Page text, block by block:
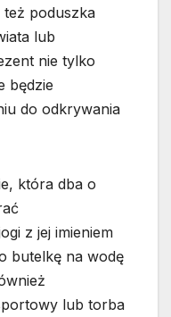
też poduszka
lub
nie tylko
będzie
do odkrywania
która dba o
z jej imieniem
butelkę na wodę
lub torba